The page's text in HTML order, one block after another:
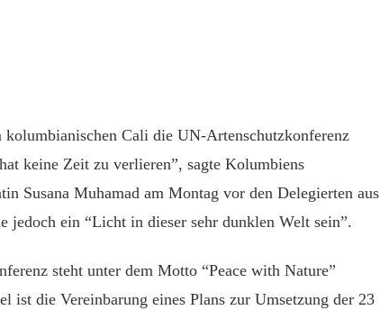
Cali die UN-Artenschutzkonferenz
keine Zeit zu verlieren”, sagte Kolumbiens
Susana Muhamad am Montag vor den Delegierten aus
jedoch ein “Licht in dieser sehr dunklen Welt sein”.
steht unter dem Motto “Peace with Nature”
ist die Vereinbarung eines Plans zur Umsetzung der 23